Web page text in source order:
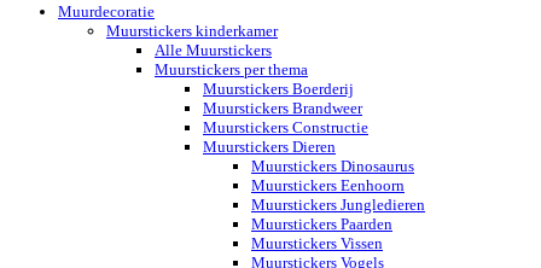
Muurdecoratie
Muurstickers kinderkamer
Alle Muurstickers
Muurstickers per thema
Muurstickers Boerderij
Muurstickers Brandweer
Muurstickers Constructie
Muurstickers Dieren
Muurstickers Dinosaurus
Muurstickers Eenhoorn
Muurstickers Jungledieren
Muurstickers Paarden
Muurstickers Vissen
Muurstickers Vogels